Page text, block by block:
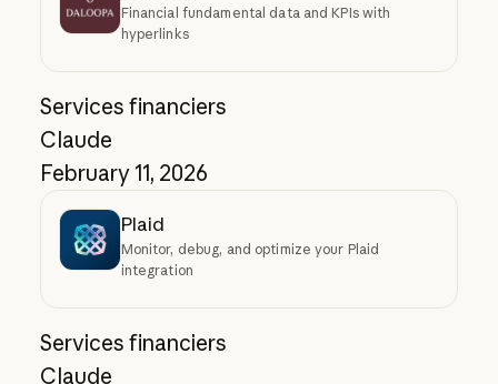
Financial fundamental data and KPIs with
hyperlinks
Services financiers
Claude
February 11, 2026
Plaid
Monitor, debug, and optimize your Plaid
integration
Services financiers
Claude